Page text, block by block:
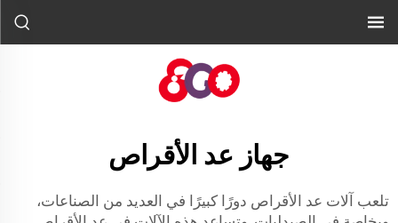
جهاز عد الأقراص
تلعب آلات عد الأقراص دورًا كبيرًا في العديد من الصناعات،